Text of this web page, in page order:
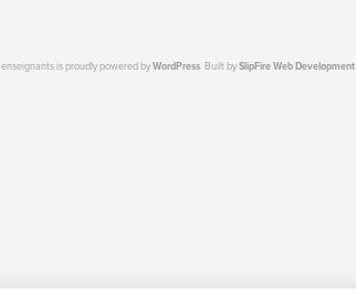
enseignants is proudly powered byWordPress. Built bySlipFire Web Development